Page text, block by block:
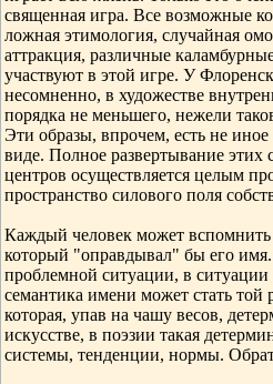
священная игра. Все возможные
ложная этимология, случайная
аттракция, различные
участвуют в этой игре. У
несомненно, в художестве
порядка не меньшего, нежели
Эти образы, впрочем, есть не
виде. Полное развертывание этих
центров осуществляется целым
пространство силового поля
Каждый человек может
который "оправдывал" бы его
проблемной ситуации, в
семантика имени может стать
которая, упав на чашу весов,
искусстве, в поэзии такая
системы, тенденции, нормы.